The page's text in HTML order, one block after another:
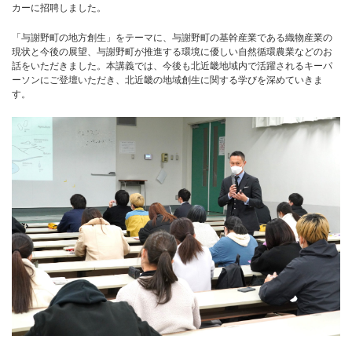
カーに招聘しました。
「与謝野町の地方創生」をテーマに、与謝野町の基幹産業である織物産業の
現状と今後の展望、与謝野町が推進する環境に優しい自然循環農業などのお
話をいただきました。本講義では、今後も北近畿地域内で活躍されるキーパ
ーソンにご登壇いただき、北近畿の地域創生に関する学びを深めていきま
す。